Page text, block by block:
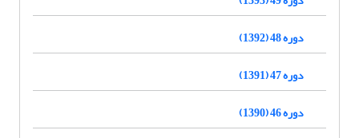
دوره 48 (1392)
دوره 47 (1391)
دوره 46 (1390)